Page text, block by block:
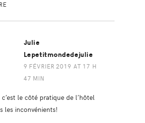
Julie
Lepetitmondedejulie
9 FÉVRIER 2019 AT 17 H
47 MIN
c’est le côté pratique de l’hôtel
les inconvénients!